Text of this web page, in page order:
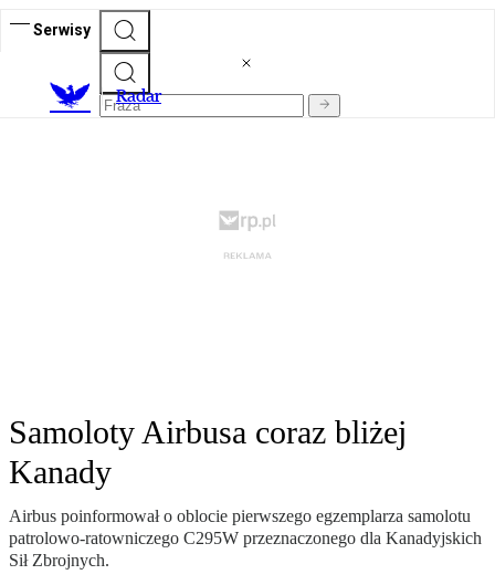
Serwisy
Radar
Samoloty Airbusa coraz bliżej
Kanady
Airbus poinformował o oblocie pierwszego egzemplarza samolotu
patrolowo-ratowniczego C295W przeznaczonego dla Kanadyjskich
Sił Zbrojnych.